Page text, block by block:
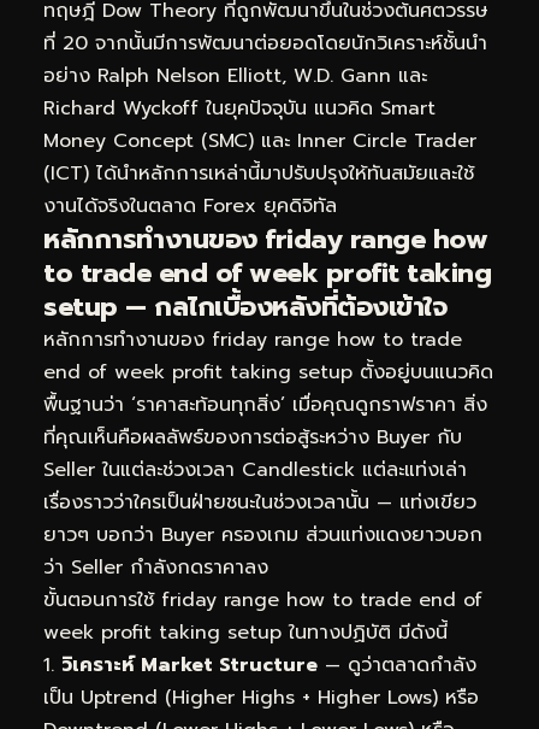
ทฤษฎี Dow Theory ที่ถูกพัฒนาขึ้นในช่วงต้นศตวรรษ
ที่ 20 จากนั้นมีการพัฒนาต่อยอดโดยนักวิเคราะห์ชั้นนำ
อย่าง Ralph Nelson Elliott, W.D. Gann และ
Richard Wyckoff ในยุคปัจจุบัน แนวคิด Smart
Money Concept (SMC) และ Inner Circle Trader
(ICT) ได้นำหลักการเหล่านี้มาปรับปรุงให้ทันสมัยและใช้
งานได้จริงในตลาด Forex ยุคดิจิทัล
หลักการทำงานของ friday range how
to trade end of week profit taking
setup — กลไกเบื้องหลังที่ต้องเข้าใจ
หลักการทำงานของ friday range how to trade
end of week profit taking setup ตั้งอยู่บนแนวคิด
พื้นฐานว่า ‘ราคาสะท้อนทุกสิ่ง’ เมื่อคุณดูกราฟราคา สิ่ง
ที่คุณเห็นคือผลลัพธ์ของการต่อสู้ระหว่าง Buyer กับ
Seller ในแต่ละช่วงเวลา Candlestick แต่ละแท่งเล่า
เรื่องราวว่าใครเป็นฝ่ายชนะในช่วงเวลานั้น — แท่งเขียว
ยาวๆ บอกว่า Buyer ครองเกม ส่วนแท่งแดงยาวบอก
ว่า Seller กำลังกดราคาลง
ขั้นตอนการใช้ friday range how to trade end of
week profit taking setup ในทางปฏิบัติ มีดังนี้
วิเคราะห์ Market Structure — ดูว่าตลาดกำลัง
เป็น Uptrend (Higher Highs + Higher Lows) หรือ